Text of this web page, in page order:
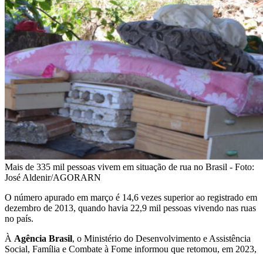
Mais de 335 mil pessoas vivem em situação de rua no Brasil - Foto:
José Aldenir/AGORARN
O número apurado em março é 14,6 vezes superior ao registrado em
dezembro de 2013, quando havia 22,9 mil pessoas vivendo nas ruas
no país.
À Agência Brasil, o Ministério do Desenvolvimento e Assistência
Social, Família e Combate à Fome informou que retomou, em 2023,